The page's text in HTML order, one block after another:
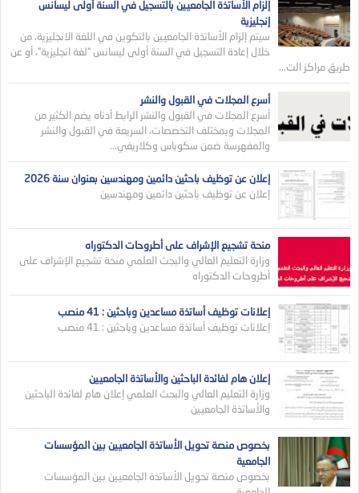
إلزام الأساتذة الجامعيين بالتسجيل في السنة أولى ليسانس
إنجليزية
سيتم إلزام الأساتذة الجامعيين بالتكوين في اللغة الانجليزية، من
خلال إعادة التسجيل في السنة أولى ليسانس “لغة انجليزية”، أو عن
طريق مراكز الت...
أسرع المجلات في القبول والنشر
أسرع المجلات في القبول والنشر الرابط أدناه يضم الكثير من
المجلات وبمختلف التخصصات، السريعة في القبول والنشر
والمفهرسة ضمن سكوباس وكلاريفي...
إعلان عن توظيف باحثين دائمين ومهندسين بعنوان سنة 2026
إعلان عن توظيف باحثين دائمين ومهندسين
منحة تشجيع الإشراف على أطروحات الدكتوراه
وزارة التعليم العالي والبجث العلمي منحة تشجيع الإشراف على
أطروحات الدكتوراه
إعلانات توظيف أساتذة مساعدين وباحثين : 41 منصب
إعلانات توظيف أساتذة مساعدين وباحثين : 41 منصب
إعلان هام لفائدة الباحثين والأساتذة الجامعيين
وزارة التعليم العالي والبحث العلمي إعلان هام لفائدة الباحثين
والأساتذة الجامعيين
بخصوص منصة تحويل الأساتذة الجامعيين بين المؤسسات
الجامعية
بخصوص منصة تحويل الأساتذة الجامعيين بين المؤسسات